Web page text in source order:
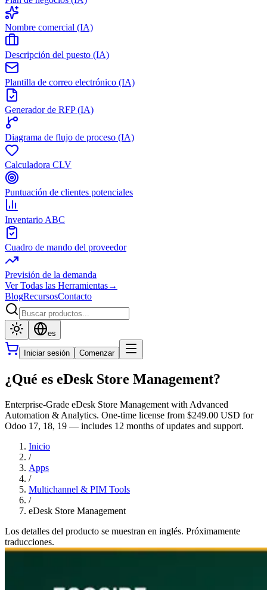
Nombre comercial (IA)
Descripción del puesto (IA)
Plantilla de correo electrónico (IA)
Generador de RFP (IA)
Diagrama de flujo de proceso (IA)
Calculadora CLV
Puntuación de clientes potenciales
Inventario ABC
Cuadro de mando del proveedor
Previsión de la demanda
Ver Todas las Herramientas→
BlogRecursosContacto
es
Iniciar sesión Comenzar
¿Qué es eDesk Store Management?
Enterprise-Grade eDesk Store Management with Advanced
Automation & Analytics. One-time license from $249.00 USD for
Odoo 17, 18, 19 — includes 12 months of updates and support.
Inicio
/
Apps
/
Multichannel & PIM Tools
/
eDesk Store Management
Los detalles del producto se muestran en inglés. Próximamente
traducciones.